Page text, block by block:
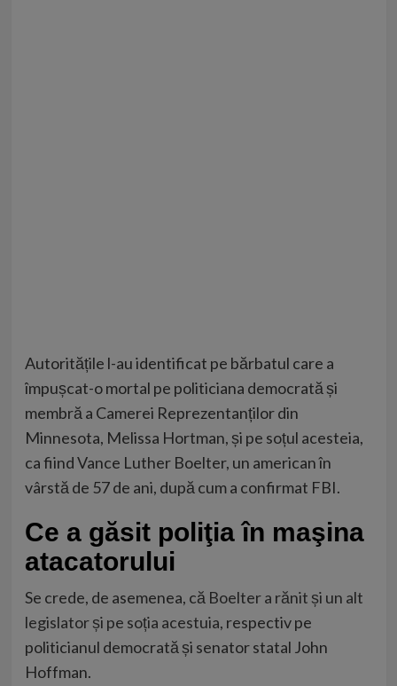
Autoritățile l-au identificat pe bărbatul care a
împușcat-o mortal pe politiciana democrată și
membră a Camerei Reprezentanților din
Minnesota, Melissa Hortman, și pe soțul acesteia,
ca fiind Vance Luther Boelter, un american în
vârstă de 57 de ani, după cum a confirmat FBI.
Ce a găsit poliţia în maşina
atacatorului
Se crede, de asemenea, că Boelter a rănit și un alt
legislator și pe soția acestuia, respectiv pe
politicianul democrată și senator statal John
Hoffman.